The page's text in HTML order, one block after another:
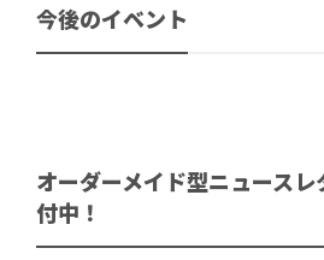
今後のイベント
オーダーメイド型ニュースレ
付中！